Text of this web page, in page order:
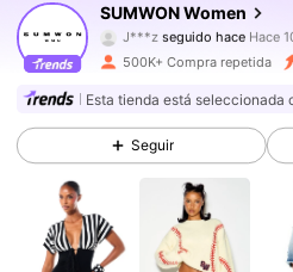
SUMWON Women
J***zseguido hace Hace
a***2 está navegando
4,81
873K Seguidores
4,81 873K Seguidores
873K Seguidores
500K+ Compra repetida
Esta tienda está seleccionada
Seguir